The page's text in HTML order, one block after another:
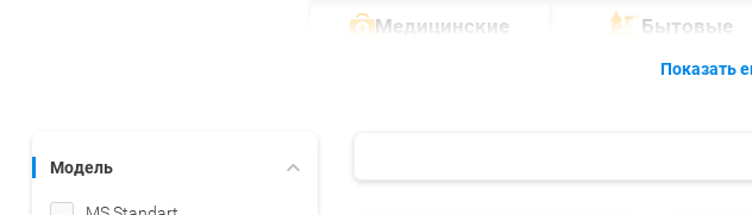
Медицинские
Бытовые
Показать
Модель